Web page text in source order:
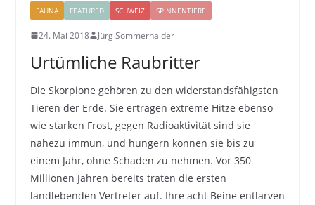
FAUNA FEATURED SCHWEIZ SPINNENTIERE
24. Mai 2018 Jürg Sommerhalder
Urtümliche Raubritter
Die Skorpione gehören zu den widerstandsfähigsten
Tieren der Erde. Sie ertragen extreme Hitze ebenso
wie starken Frost, gegen Radioaktivität sind sie
nahezu immun, und hungern können sie bis zu
einem Jahr, ohne Schaden zu nehmen. Vor 350
Millionen Jahren bereits traten die ersten
landlebenden Vertreter auf. Ihre acht Beine entlarven